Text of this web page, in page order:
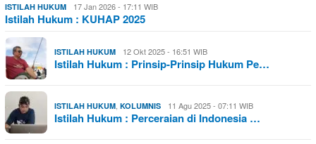
ISTILAH HUKUM 17 Jan 2026 - 17:11 WIB
Istilah Hukum : KUHAP 2025
ISTILAH HUKUM 12 Okt 2025 - 16:51 WIB
Istilah Hukum : Prinsip-Prinsip Hukum Pe…
ISTILAH HUKUM, KOLUMNIS 11 Agu 2025 - 07:11 WIB
Istilah Hukum : Perceraian di Indonesia …